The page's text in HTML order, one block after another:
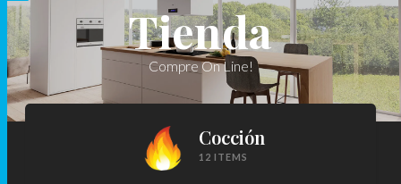
Tienda
Compre On Line!
Cocción
12 ITEMS